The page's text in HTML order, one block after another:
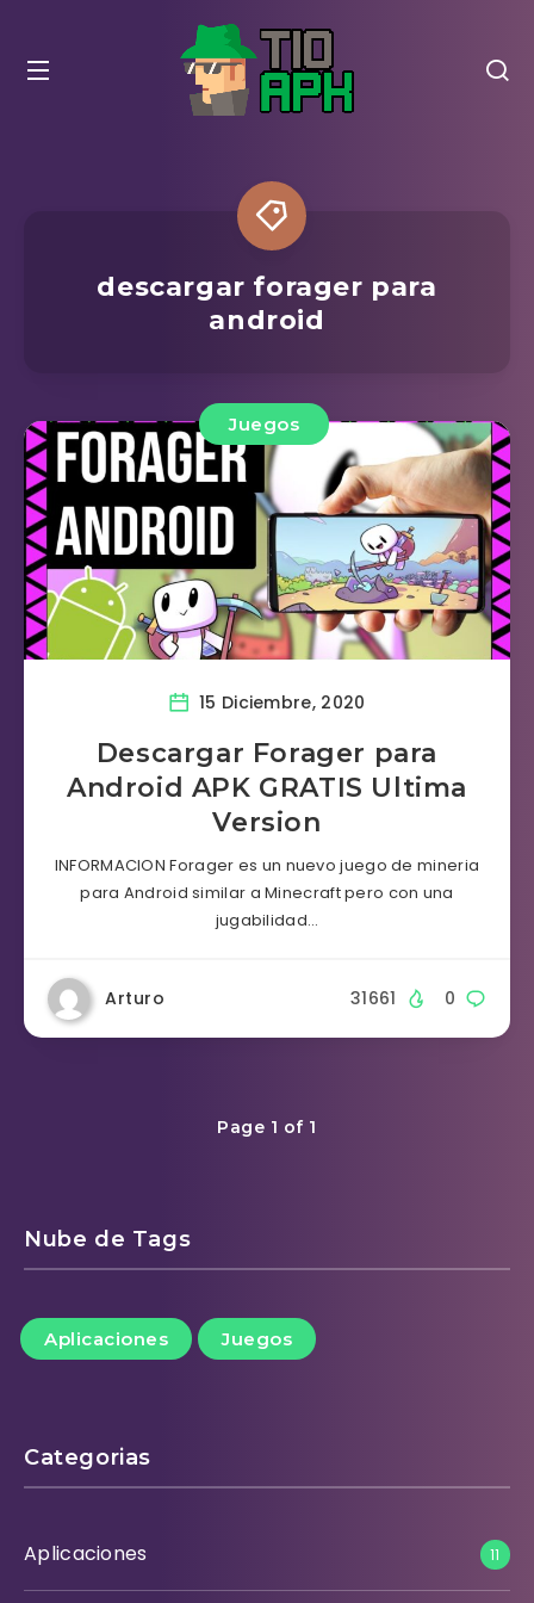
descargar forager para
android
Juegos
15 Diciembre, 2020
Descargar Forager para
Android APK GRATIS Ultima
Version
INFORMACION Forager es un nuevo juego de mineria
para Android similar a Minecraft pero con una
jugabilidad…
Arturo 0
31661
Page 1 of 1
Nube de Tags
Aplicaciones Juegos
Categorias
Aplicaciones 11